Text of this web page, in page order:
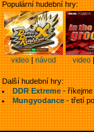
Populární hudební hry:
video|návod video
Další hudební hry:
DDR Extreme- říkejme
Mungyodance- třetí